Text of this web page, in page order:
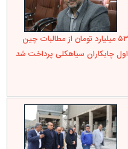
۵۳ میلیارد تومان از مطالبات چین
اول چایکاران سیاهکلی پرداخت شد